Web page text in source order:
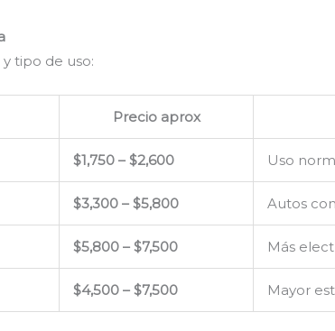
tipo de uso:
Precio aprox
$1,750 – $2,600 Uso
$3,300 – $5,800 Autos
$5,800 – $7,500 Más
$4,500 – $7,500 Mayor